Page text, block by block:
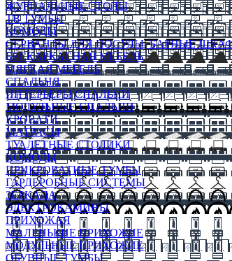
ЖУРНАЛЬНЫЕ СТОЛЫ
ТВ ТУМБЫ
КОМОДЫ
СЕРВАНТЫ ДЛЯ ПОСУДЫ, БАРНЫЕ
БЕСКАРКАСНАЯ МЕБЕЛЬ
МЯГКАЯ МЕБЕЛЬ
СПАЛЬНЯ
ИНТЕРЬЕРЫ СПАЛЬНИ
МОДУЛЬНЫЕ СПАЛЬНИ
КРОВАТИ
МАТРАСЫ
ТУАЛЕТНЫЕ СТОЛИКИ
КОМОДЫ
ПРИКРОВАТНЫЕ ТУМБЫ
ГАРДЕРОБНЫЕ СИСТЕМЫ
ЗЕРКАЛА
ЭЛЕКТРОКАМИНЫ
ПРИХОЖАЯ
МАЛЕНЬКИЕ ПРИХОЖИЕ
МОДУЛЬНЫЕ ПРИХОЖИЕ
ОБУВНЫЕ ТУМБЫ